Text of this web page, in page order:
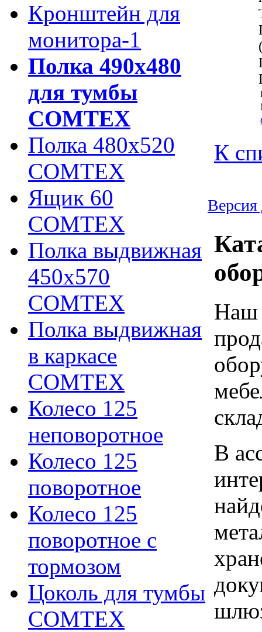
Кронштейн для
монитора-1
Полка 490х480
для тумбы
COMTEX
Полка 480х520
COMTEX
Ящик 60
COMTEX
Полка выдвижная
450х570
COMTEX
Полка выдвижная
в каркасе
COMTEX
Колесо 125
неповоротное
Колесо 125
поворотное
Колесо 125
поворотное с
тормозом
Цоколь для тумбы
COMTEX
К
Версия
Наш
В